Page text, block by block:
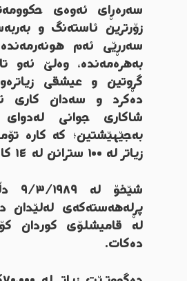
سەرەڕای ئەوەی
زۆرترین ئاستەنگ و
سەرڕێی ئەم هونەرمەندە
بەهرەمەندە، وەلێ ئەو
گڕوتین و عیشقی
دەکرد و سەدان کاری
شاکاری جوانی
بەجێهێشتین؛ کە کارە
زیاتر لە ١٠٠ سترانن لە ١٤ کاسێتدا.
پڕلەهەستەکەی لەلێدان
لە قامیشلۆی کوردان
دەکات.